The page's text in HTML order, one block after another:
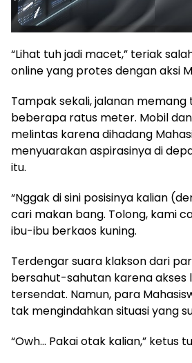
“Lihat tuh jadi macet,” teriak
online yang protes dengan aksi
Tampak sekali, jalanan
beberapa ratus meter. Mobil
melintas karena dihadang
menyuarakan aspirasinya di
itu.
“Nggak di sini posisinya kalian
cari makan bang. Tolong, kami
ibu-ibu berkaos kuning.
Terdengar suara klakson dari
bersahut-sahutan karena akses
tersendat. Namun, para
tak mengindahkan situasi yang
“Owh… Pakai otak kalian,” ketus